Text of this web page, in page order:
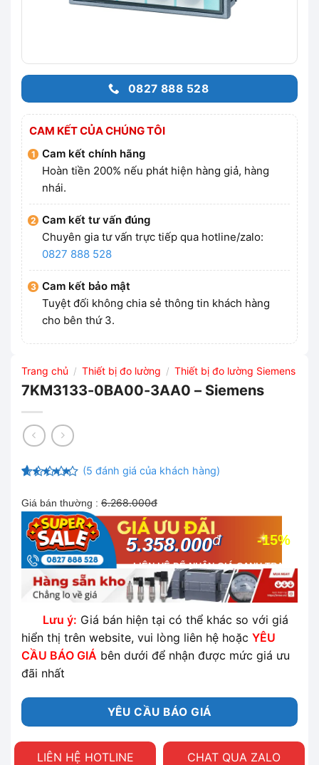
0827 888 528
CAM KẾT CỦA CHÚNG TÔI
Cam kết chính hãng
Hoàn tiền 200% nếu phát hiện hàng giả, hàng
nhái.
Cam kết tư vấn đúng
Chuyên gia tư vấn trực tiếp qua hotline/zalo:
0827 888 528
Cam kết bảo mật
Tuyệt đối không chia sẻ thông tin khách hàng
cho bên thứ 3.
Trang chủ / Thiết bị đo lường / Thiết bị đo lường Siemens
7KM3133-0BA00-3AA0 – Siemens
dựa trên
đánh giá
(5 đánh giá của khách hàng)
Giá bán thường : 6.268.000đ
-15%
5.358.000đ
LIÊN HỆ ĐỂ NHẬN GIÁ CẠNH TRANH
NHẤT THỊ TRƯỜNG
Lưu ý: Giá bán hiện tại có thể khác so với giá
hiển thị trên website, vui lòng liên hệ hoặc YÊU
CẦU BÁO GIÁ bên dưới để nhận được mức giá ưu
đãi nhất
YÊU CẦU BÁO GIÁ
LIÊN HỆ HOTLINE
CHAT QUA ZALO